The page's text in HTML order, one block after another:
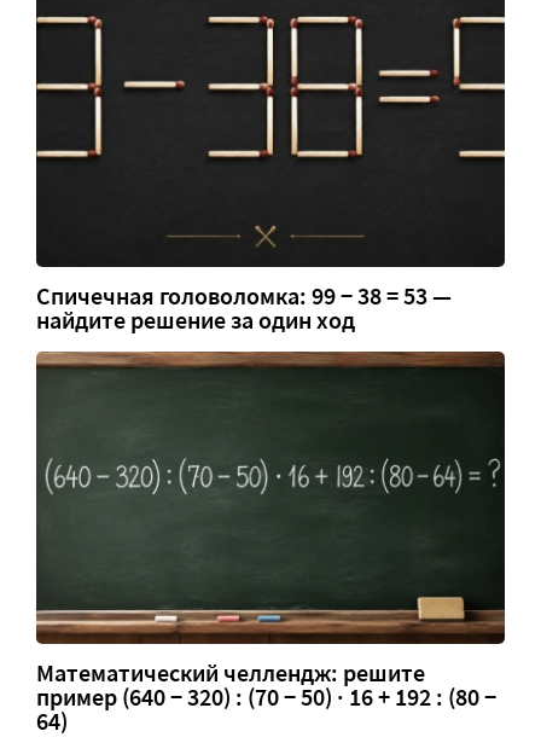
Спичечная головоломка: 99 − 38 = 53 —
найдите решение за один ход
Математический челлендж: решите
пример (640 − 320) : (70 − 50) · 16 + 192 : (80 −
64)